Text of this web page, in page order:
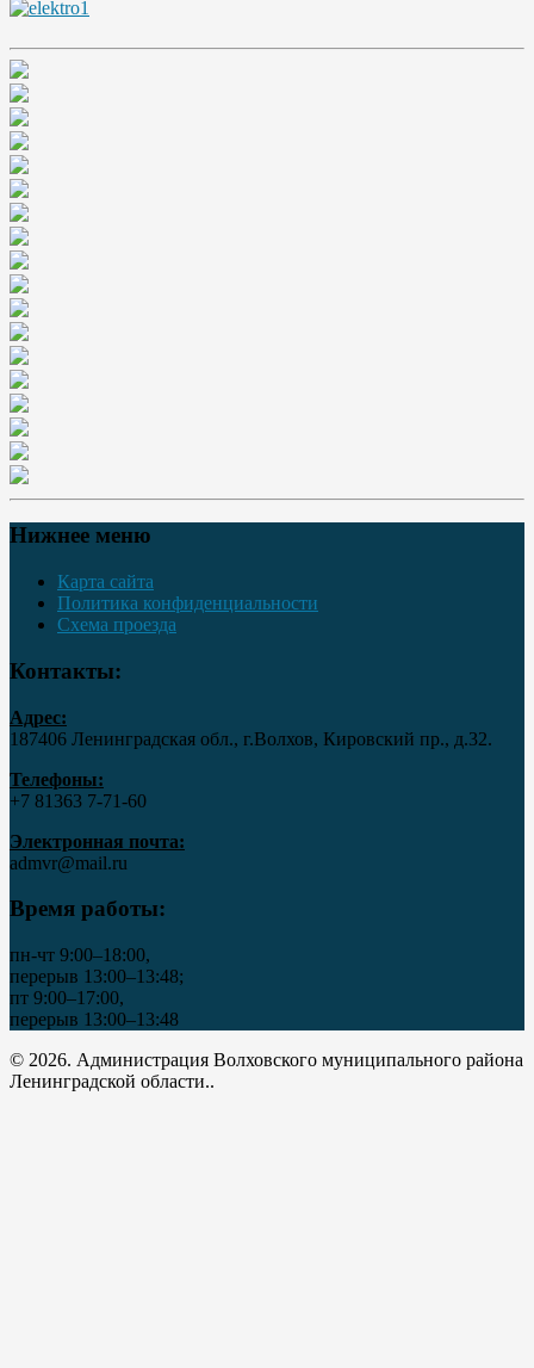
Нижнее меню
Карта сайта
Политика конфиденциальности
Схема проезда
Контакты:
Адрес:
187406 Ленинградская обл., г.Волхов, Кировский пр., д.32.
Телефоны:
+7 81363 7‑71-60
Электронная почта:
admvr@mail.ru
Время работы:
пн-чт 9:00–18:00,
перерыв 13:00–13:48;
пт 9:00–17:00,
перерыв 13:00–13:48
© 2026. Администрация Волховского муниципального района
Ленинградской области..